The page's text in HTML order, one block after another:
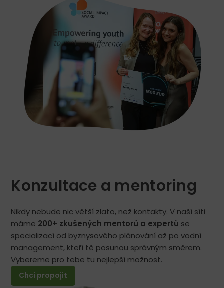
Konzultace a mentoring
Nikdy nebude nic větší zlato, než kontakty. V naší síti
máme 200+ zkušených mentorů a expertů se
specializací od byznysového plánování až po vodní
management, kteří tě posunou správným směrem.
Vybereme pro tebe tu nejlepší možnost.
Chci propojit